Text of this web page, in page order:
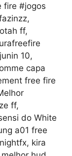
fire #jogos​
ff,
10,
capa
free fire
ff,
do White
a01 free
kira